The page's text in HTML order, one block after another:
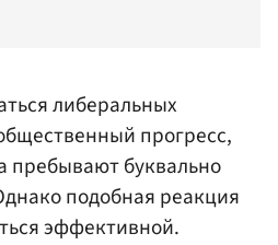
либеральных
прогресс,
пребывают буквально
подобная реакция
эффективной.